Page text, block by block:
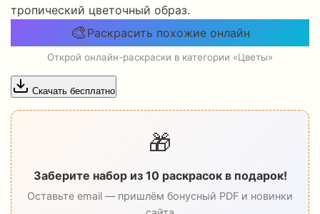
тропический цветочный образ.
🎨 Раскрасить похожие онлайн
Открой онлайн-раскраски в категории «Цветы»
Скачать бесплатно
🎁
Заберите набор из 10 раскрасок в подарок!
Оставьте email — пришлём бонусный PDF и новинки